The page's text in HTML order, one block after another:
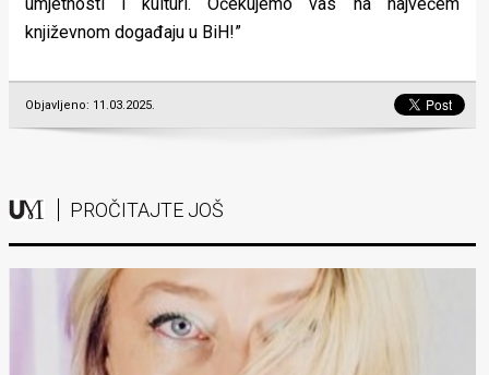
književnom događaju u BiH!”
Objavljeno: 11.03.2025.
PROČITAJTE JOŠ